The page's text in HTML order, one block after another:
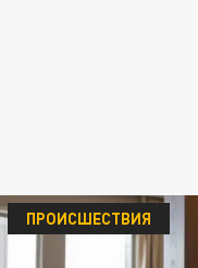
ПРОИСШЕСТВИЯ